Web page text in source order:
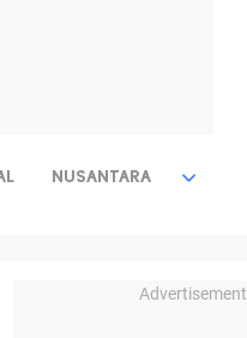
NUSANTARA
Advertisement